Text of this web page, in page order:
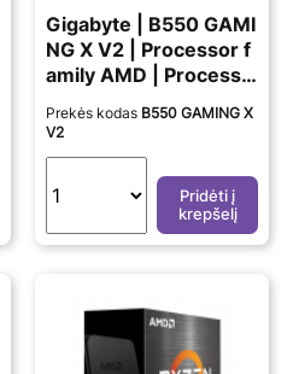
Gigabyte | B550 GAMI
NG X V2 | Processor f
amily AMD | Processo
DIMM | Memory slots
Prekės kodas B550 GAMING X
V2
Pridėti į
krepšelį